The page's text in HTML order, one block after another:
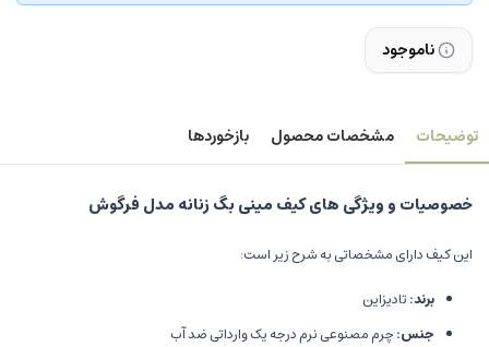
ناموجود
توضیحات مشخصات محصول بازخوردها
خصوصیات و ویژگی های کیف مینی بگ زنانه مدل فرگوش
این کیف دارای مشخصاتی به شرح زیر است:
برند:تادیزاین
جنس:چرم مصنوعی نرم درجه یک وارداتی ضد آب